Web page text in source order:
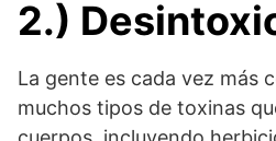
2.)
La gente es cada vez más
muchos tipos de toxinas